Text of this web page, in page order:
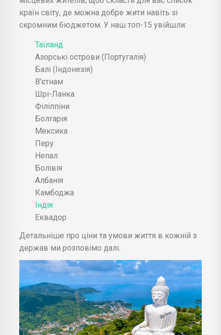
країн світу, де можна добре жити навіть зі
скромним бюджетом. У наш топ-15 увійшли:
Таїланд
Азорські острови (Португалія)
Балі (Індонезія)
В'єтнам
Шрі-Ланка
Філіппіни
Болгарія
Мексика
Перу
Непал
Болівія
Албанія
Камбоджа
Індія
Еквадор
Детальніше про ціни та умови життя в кожній з
держав ми розповімо далі.